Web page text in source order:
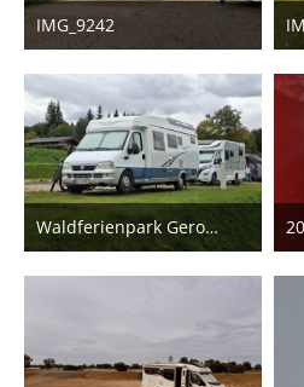
IMG_9242
Waldferienpark Gerolstein
6. Oktober 2025
2